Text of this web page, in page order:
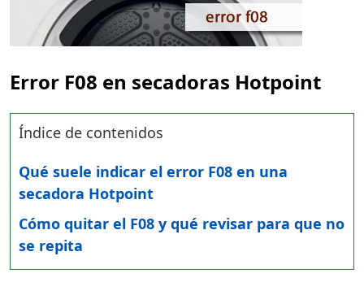
Error F08 en secadoras Hotpoint
Índice de contenidos
Qué suele indicar el error F08 en una
secadora Hotpoint
Cómo quitar el F08 y qué revisar para que no
se repita